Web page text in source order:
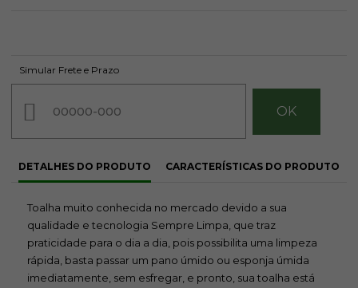
Simular Frete e Prazo
DETALHES DO PRODUTO CARACTERÍSTICAS DO PRODUTO
Toalha muito conhecida no mercado devido a sua
qualidade e tecnologia Sempre Limpa, que traz
praticidade para o dia a dia, pois possibilita uma limpeza
rápida, basta passar um pano úmido ou esponja úmida
imediatamente, sem esfregar, e pronto, sua toalha está